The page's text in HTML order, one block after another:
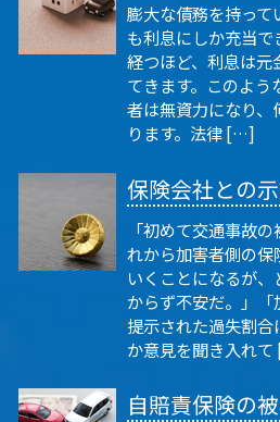
膨大な債務を持って
も利息にしか充当
経つほど、利息は元
てきます。このよう
者は無資力になり
ります。法律 […]
保険会社との
「初めて交通事故
れから加害者側の
いくことになるが
からず不安だ。」
提示された過失割
か意見を聞き入れ
自賠責保険の